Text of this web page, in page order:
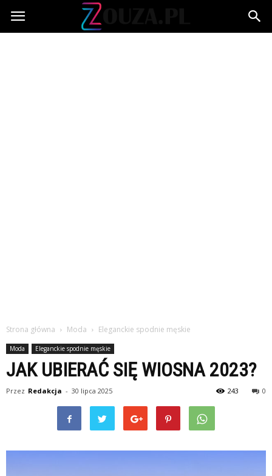
Zouza.pl
Strona główna Moda Eleganckie spodnie męskie
Moda Eleganckie spodnie męskie
JAK UBIERAĆ SIĘ WIOSNA 2023?
Przez Redakcja - 30 lipca 2025 0
243